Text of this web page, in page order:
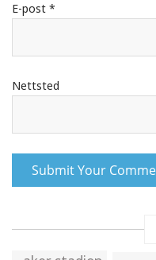
E-post *
Nettsted